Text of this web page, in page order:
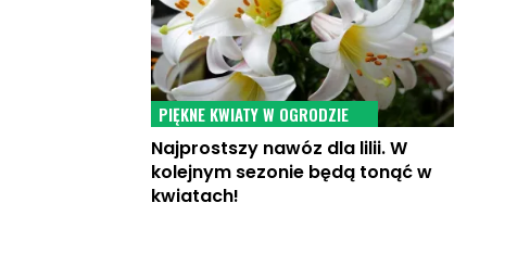
PIĘKNE KWIATY W OGRODZIE
Najprostszy nawóz dla lilii. W
kolejnym sezonie będą tonąć w
kwiatach!